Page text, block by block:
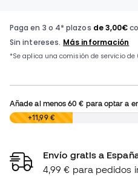
Añade al menos60 € para optar a
0,00 €+11,99 €
Envío gratis a
4,99 € para pedidos